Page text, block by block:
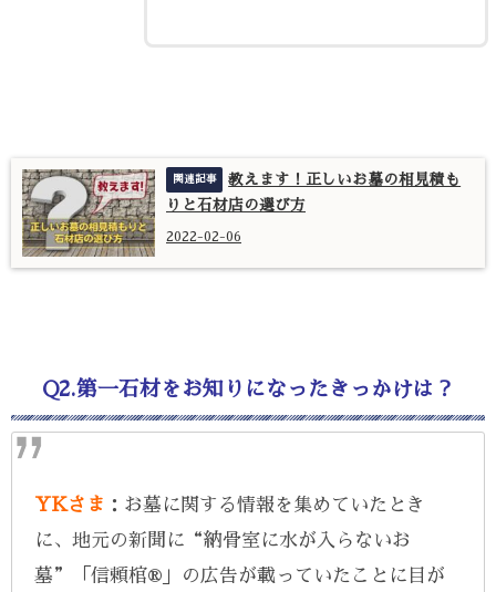
教えます！正しいお墓の相見積も
りと石材店の選び方
2022-02-06
Q2.第一石材をお知りになったきっかけは？
YKさま ：お墓に関する情報を集めていたとき
に、地元の新聞に“納骨室に水が入らないお
墓”「信頼棺®」の広告が載っていたことに目が